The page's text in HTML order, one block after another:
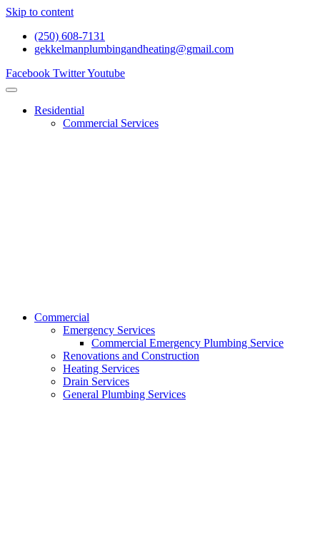
Skip to content
(250) 608-7131
gekkelmanplumbingandheating@gmail.com
Facebook TwitterYoutube
Residential
Commercial Services
Commercial
Emergency Services
Commercial Emergency Plumbing Service
Renovations and Construction
Heating Services
Drain Services
General Plumbing Services